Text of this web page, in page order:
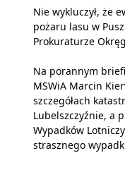
Nie wykluczył, że
pożaru lasu w
Prokuraturze
Na porannym
MSWiA Marcin
szczegółach
Lubelszczyźnie, a
Wypadków
strasznego